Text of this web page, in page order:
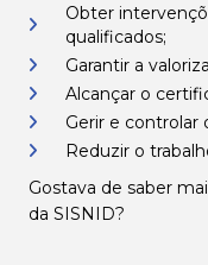
Obter
qualificados;
Garantir a
Alcançar o
Gerir e controlar
Reduzir o
Gostava de saber
da SISNID?